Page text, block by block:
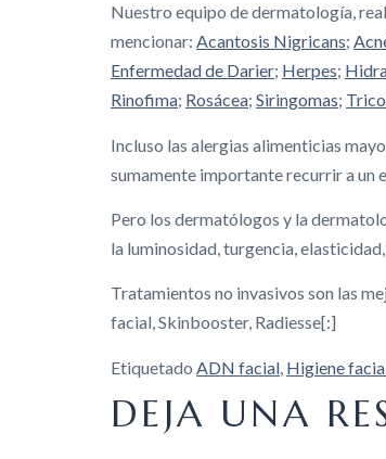
Nuestro equipo de dermatología,
mencionar: Acantosis Nigricans;
Enfermedad de Darier; Herpes;
Rinofima; Rosácea; Siringomas;
Incluso las alergias alimenticias
sumamente importante recurrir a un
Pero los dermatólogos y la
la luminosidad, turgencia,
Tratamientos no invasivos son las
facial, Skinbooster, Radiesse[:]
Etiquetado ADN facial, Higiene
DEJA UNA